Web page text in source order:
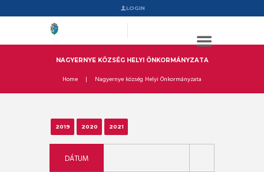
LOGIN
NAGYERNYE KÖZSÉG HELYI ÖNKORMÁNYZATA
Home Nagyernye község Helyi Önkormányzata
2019 2020 2021
DÁTUM